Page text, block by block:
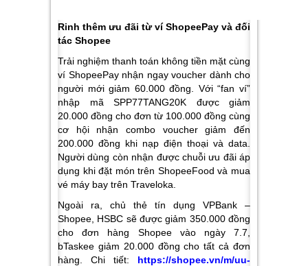
Rinh thêm ưu đãi từ ví ShopeePay và đối
tác Shopee
Trải nghiệm thanh toán không tiền mặt cùng
ví ShopeePay nhận ngay voucher dành cho
người mới giảm 60.000 đồng. Với “fan ví”
nhập mã SPP77TANG20K được giảm
20.000 đồng cho đơn từ 100.000 đồng cùng
cơ hội nhận combo voucher giảm đến
200.000 đồng khi nạp điện thoại và data.
Người dùng còn nhận được chuỗi ưu đãi áp
dụng khi đặt món trên ShopeeFood và mua
vé máy bay trên Traveloka.
Ngoài ra, chủ thẻ tín dụng VPBank –
Shopee, HSBC sẽ được giảm 350.000 đồng
cho đơn hàng Shopee vào ngày 7.7,
bTaskee giảm 20.000 đồng cho tất cả đơn
hàng. Chi tiết: https://shopee.vn/m/uu-